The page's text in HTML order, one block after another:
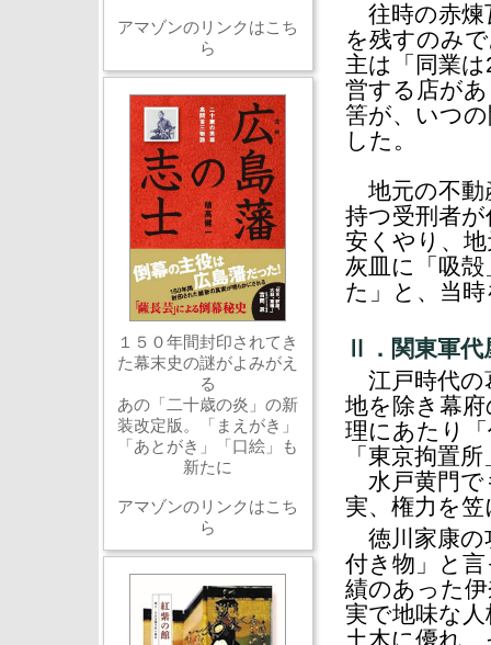
往時の赤煉
を残すのみ
主は「同業
営する店が
筈が、いつ
した。
地元の不動
持つ受刑者
安くやり、
灰皿に「吸
た」と、当
Ⅱ．関東軍代
江戸時代の
地を除き幕
理にあたり
「東京拘置
水戸黄門で
実、権力を
徳川家康の
付き物」と
績のあった
実で地味な
土木に優れ
アマゾンのリンクはこち
ら
１５０年間封印されてき
た幕末史の謎がよみがえ
る
あの「二十歳の炎」の新
装改定版。「まえがき」
「あとがき」「口絵」も
新たに
アマゾンのリンクはこち
ら